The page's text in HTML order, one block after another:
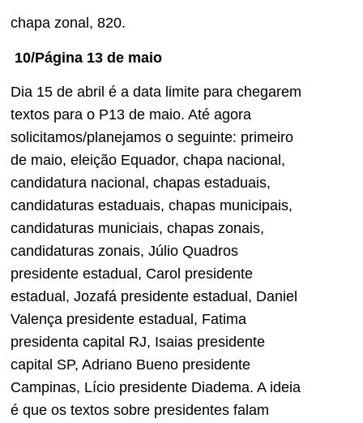
chapa zonal, 820.
10/Página 13 de maio
Dia 15 de abril é a data limite para chegarem
textos para o P13 de maio. Até agora
solicitamos/planejamos o seguinte: primeiro
de maio, eleição Equador, chapa nacional,
candidatura nacional, chapas estaduais,
candidaturas estaduais, chapas municipais,
candidaturas municiais, chapas zonais,
candidaturas zonais, Júlio Quadros
presidente estadual, Carol presidente
estadual, Jozafá presidente estadual, Daniel
Valença presidente estadual, Fatima
presidenta capital RJ, Isaias presidente
capital SP, Adriano Bueno presidente
Campinas, Lício presidente Diadema. A ideia
é que os textos sobre presidentes falam